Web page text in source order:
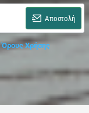
Αποστολή
Όρους Χρήσης